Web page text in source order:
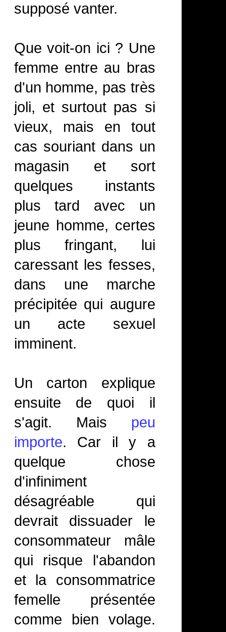
supposé vanter.
Que voit-on ici ? Une
femme entre au bras
d'un homme, pas très
joli, et surtout pas si
vieux, mais en tout
cas souriant dans un
magasin et sort
quelques instants
plus tard avec un
jeune homme, certes
plus fringant, lui
caressant les fesses,
dans une marche
précipitée qui augure
un acte sexuel
imminent.
Un carton explique
ensuite de quoi il
s'agit. Mais peu
importe. Car il y a
quelque chose
d'infiniment
désagréable qui
devrait dissuader le
consommateur mâle
qui risque l'abandon
et la consommatrice
femelle présentée
comme bien volage.